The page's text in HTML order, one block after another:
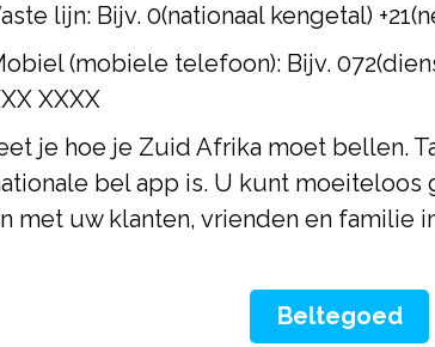
lijn: Bijv. 0(nationaal kengetal)
(mobiele telefoon): Bijv.
XXXX
je hoe je Zuid Afrika moet bellen.
bel app is. U kunt
met uw klanten, vrienden en familie
Beltegoed